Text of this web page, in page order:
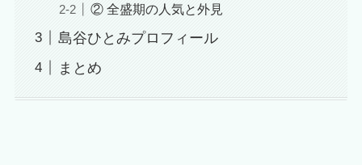
② 全盛期の人気と外見
島谷ひとみプロフィール
まとめ